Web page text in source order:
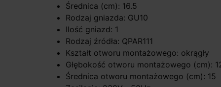
Średnica (cm): 16.5
Rodzaj gniazda: GU10
Ilość gniazd: 1
Rodzaj źródła: QPAR111
Kształt otworu montażowego: okrągły
Głębokość otworu montażowego (cm):
Średnica otworu montażowego (cm): 15